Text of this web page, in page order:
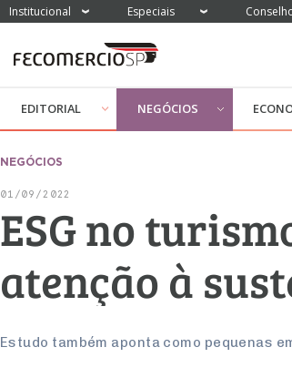
Institucional Especiais
EDITORIAL NEGÓCIOS
NEGÓCIOS
01/09/2022
ESG no
atenção à
Estudo também aponta como pequenas